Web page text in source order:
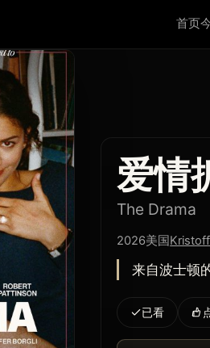
首页
爱情
The Drama
2026美国
来自波士顿
已看